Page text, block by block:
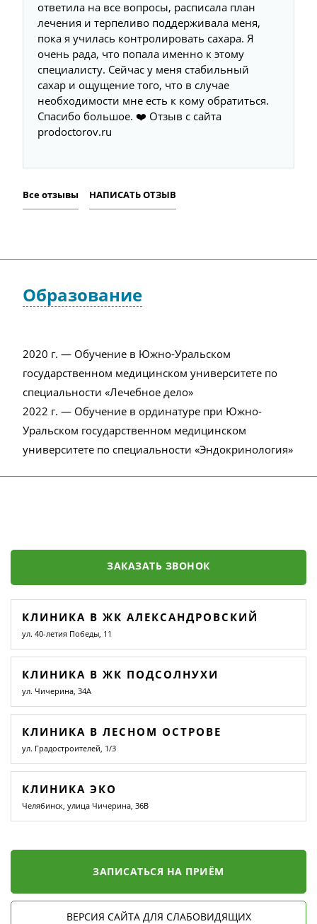
ответила на все вопросы, расписала план
лечения и терпеливо поддерживала меня,
пока я училась контролировать сахара. Я
очень рада, что попала именно к этому
специалисту. Сейчас у меня стабильный
сахар и ощущение того, что в случае
необходимости мне есть к кому обратиться.
Спасибо большое. ❤️ Отзыв с сайта
prodoctorov.ru
Все отзывы НАПИСАТЬ ОТЗЫВ
Образование
2020 г. — Обучение в Южно-Уральском
государственном медицинском университете по
специальности «Лечебное дело»
2022 г. — Обучение в ординатуре при Южно-
Уральском государственном медицинском
университете по специальности «Эндокринология»
ЗАКАЗАТЬ ЗВОНОК
КЛИНИКА В ЖК АЛЕКСАНДРОВСКИЙ
ул. 40-летия Победы, 11
КЛИНИКА В ЖК ПОДСОЛНУХИ
ул. Чичерина, 34А
КЛИНИКА В ЛЕСНОМ ОСТРОВЕ
ул. Градостроителей, 1/3
КЛИНИКА ЭКО
Челябинск, улица Чичерина, 36В
ЗАПИСАТЬСЯ НА ПРИЁМ
ВЕРСИЯ САЙТА ДЛЯ СЛАБОВИДЯЩИХ